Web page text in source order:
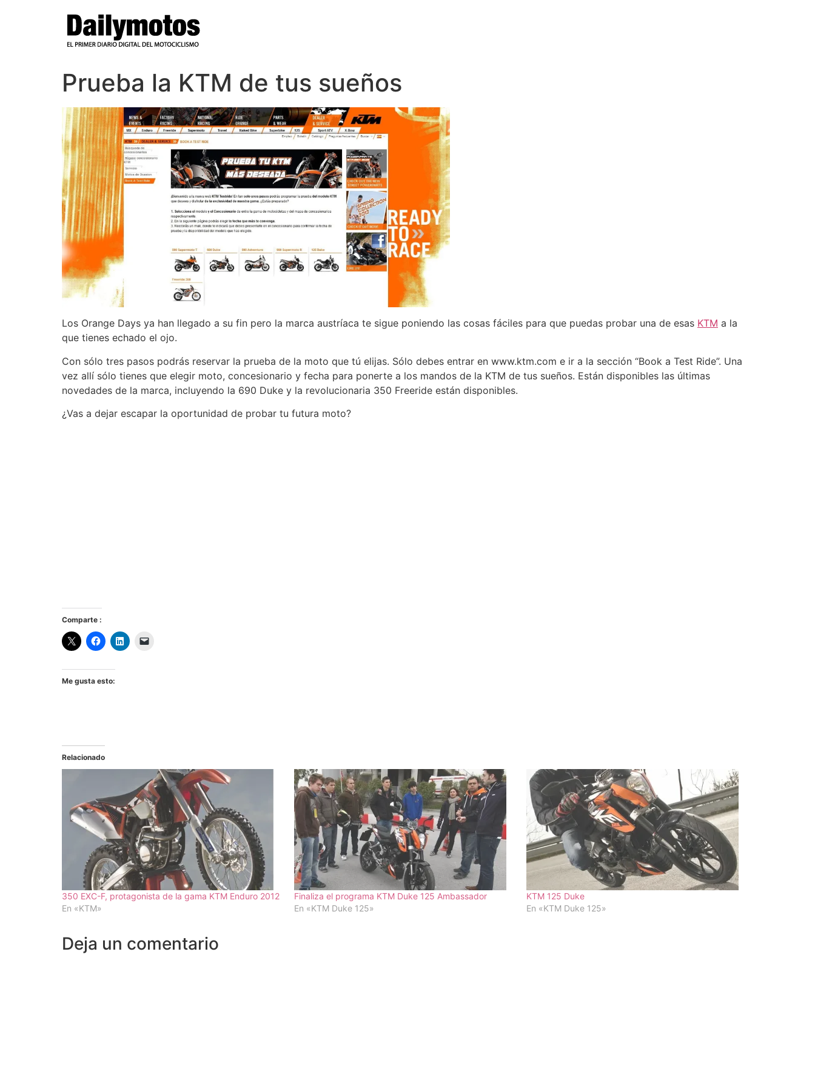
Prueba la KTM de tus sueños
Los Orange Days ya han llegado a su fin pero la marca austríaca te sigue poniendo las cosas fáciles para que puedas probar una de esas KTM a la
que tienes echado el ojo.
Con sólo tres pasos podrás reservar la prueba de la moto que tú elijas. Sólo debes entrar en www.ktm.com e ir a la sección “Book a Test Ride”. Una
vez allí sólo tienes que elegir moto, concesionario y fecha para ponerte a los mandos de la KTM de tus sueños. Están disponibles las últimas
novedades de la marca, incluyendo la 690 Duke y la revolucionaria 350 Freeride están disponibles.
¿Vas a dejar escapar la oportunidad de probar tu futura moto?
Comparte :
Me gusta esto:
Relacionado
350 EXC-F, protagonista de la gama KTM Enduro 2012
En «KTM»
Finaliza el programa KTM Duke 125 Ambassador
En «KTM Duke 125»
KTM 125 Duke
En «KTM Duke 125»
Deja un comentario